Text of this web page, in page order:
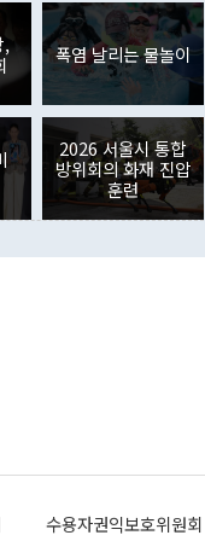
한 데 대해서도 조 장관
도가 나가지 않았다"고
정부 내 조율을 거치지
국호 사용, 9·19 군
할 사안이 아니어서 월
업무보고를 듣고 난
"라고 재차 확인했다. 정
가안전보장회의(NSC)
에 가깝다"며 "안보 관
진하겠다고 업무보고를
다'고 주장한 것은 심각
적이 없기 때문이다. 지
본합의는 핵시설 동결
. 직접투자에서는 내국
자가 46억3000만달러
매도세가 이어졌다. 외
로 316억1000만달러
대 순매도 기록을 다시
(WGBI) 자금 유입에도
9000만달러를 기록했
억6000만달러 증가했
,
폭염 날리는 물놀이
2026 서울시 통합
방위회의 화재 진압
훈련
수용자권익보호위원회